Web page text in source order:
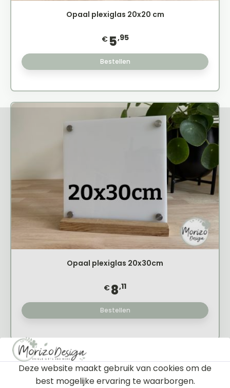
Opaal plexiglas 20x20 cm
€5,95
Bestellen
Opaal plexiglas 20x30cm
€8,11
Bestellen
Filter
Deze website maakt gebruik van cookies om de
best mogelijke ervaring te waarborgen.